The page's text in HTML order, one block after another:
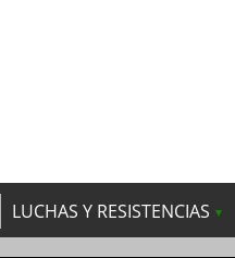
LUCHAS Y RESISTENCIAS